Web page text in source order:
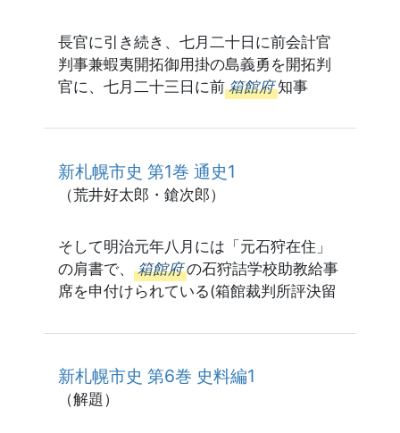
長官に引き続き、七月二十日に前会計官
判事兼蝦夷開拓御用掛の島義勇を開拓判
官に、七月二十三日に前 箱館府 知事
新札幌市史 第1巻 通史1
（荒井好太郎・鎗次郎）
そして明治元年八月には「元石狩在住」
の肩書で、 箱館府 の石狩詰学校助教給事
席を申付けられている(箱館裁判所評決留
新札幌市史 第6巻 史料編1
（解題）